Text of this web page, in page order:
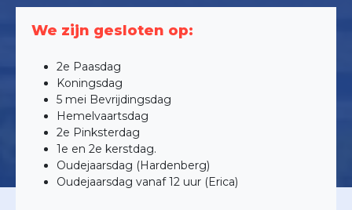
We zijn gesloten op:
2e Paasdag
Koningsdag
5 mei Bevrijdingsdag
Hemelvaartsdag
2e Pinksterdag
1e en 2e kerstdag.
Oudejaarsdag (Hardenberg)
Oudejaarsdag vanaf 12 uur (Erica)